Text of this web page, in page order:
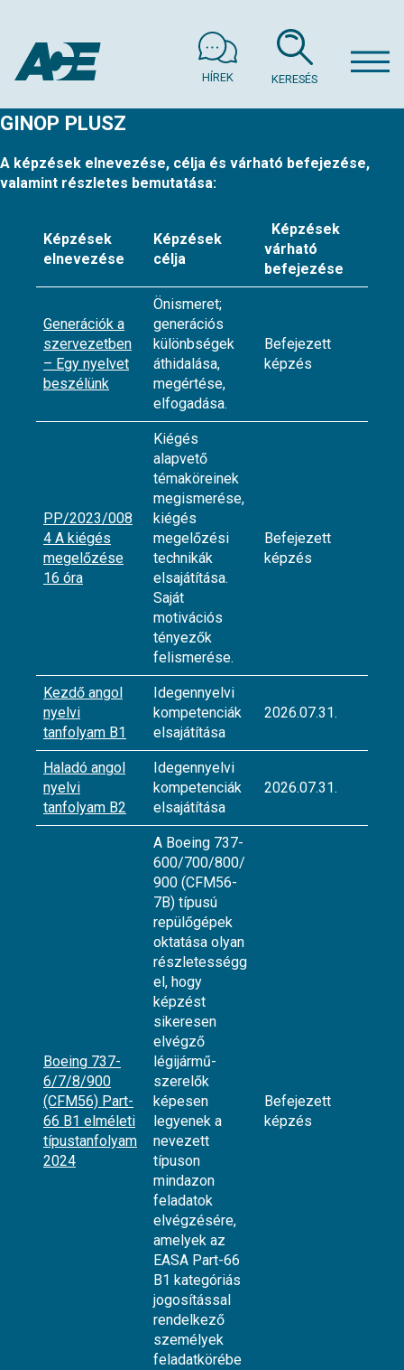
KERESÉS
HÍREK
GINOP PLUSZ
A képzések elnevezése, célja és várható befejezése,
valamint részletes bemutatása:
Képzések
elnevezése
Képzések
célja
Képzések
várható
befejezése
Generációk a
szervezetben
– Egy nyelvet
beszélünk
Önismeret;
generációs
különbségek
áthidalása,
megértése,
elfogadása.
Befejezett
képzés
PP/2023/008
4 A kiégés
megelőzése
16 óra
Kiégés
alapvető
témaköreinek
megismerése,
kiégés
megelőzési
technikák
elsajátítása.
Saját
motivációs
tényezők
felismerése.
Befejezett
képzés
Kezdő angol
nyelvi
tanfolyam B1
Idegennyelvi
kompetenciák
elsajátítása
2026.07.31.
Haladó angol
nyelvi
tanfolyam B2
Idegennyelvi
kompetenciák
elsajátítása
2026.07.31.
Boeing 737-
6/7/8/900
(CFM56) Part-
66 B1 elméleti
típustanfolyam
2024
A Boeing 737-
600/700/800/
900 (CFM56-
7B) típusú
repülőgépek
oktatása olyan
részletességg
el, hogy
képzést
sikeresen
elvégző
légijármű-
szerelők
képesen
legyenek a
nevezett
típuson
mindazon
feladatok
elvégzésére,
amelyek az
EASA Part-66
B1 kategóriás
jogosítással
rendelkező
személyek
feladatkörébe
Befejezett
képzés